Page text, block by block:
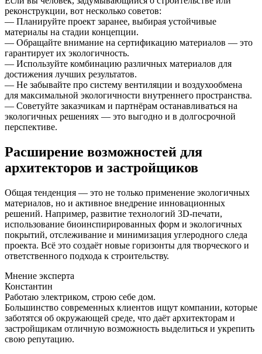
реконструкции, вот несколько советов:
— Планируйте проект заранее, выбирая устойчивые
материалы на стадии концепции.
— Обращайте внимание на сертификацию материалов — это
гарантирует их экологичность.
— Используйте комбинацию различных материалов для
достижения лучших результатов.
— Не забывайте про систему вентиляции и воздухообмена
для максимальной экологичности внутреннего пространства.
— Советуйте заказчикам и партнёрам останавливаться на
экологичных решениях — это выгодно и в долгосрочной
перспективе.
Расширение возможностей для
архитекторов и застройщиков
Общая тенденция — это не только применение экологичных
материалов, но и активное внедрение инновационных
решений. Например, развитие технологий 3D-печати,
использование биоинспирированных форм и экологичных
покрытий, отслеживание и минимизация углеродного следа
проекта. Всё это создаёт новые горизонты для творческого и
ответственного подхода к строительству.
Мнение эксперта
Константин
Работаю электриком, строю себе дом.
Большинство современных клиентов ищут компании, которые
заботятся об окружающей среде, что даёт архитекторам и
застройщикам отличную возможность выделиться и укрепить
свою репутацию.